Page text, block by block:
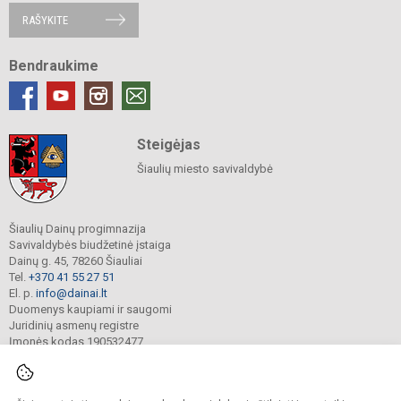
RAŠYKITE
Bendraukime
Steigėjas
Šiaulių miesto savivaldybė
Šiaulių Dainų progimnazija
Savivaldybės biudžetinė įstaiga
Dainų g. 45, 78260 Šiauliai
Tel. +370 41 55 27 51
El. p. info@dainai.lt
Duomenys kaupiami ir saugomi
Juridinių asmenų registre
Įmonės kodas 190532477